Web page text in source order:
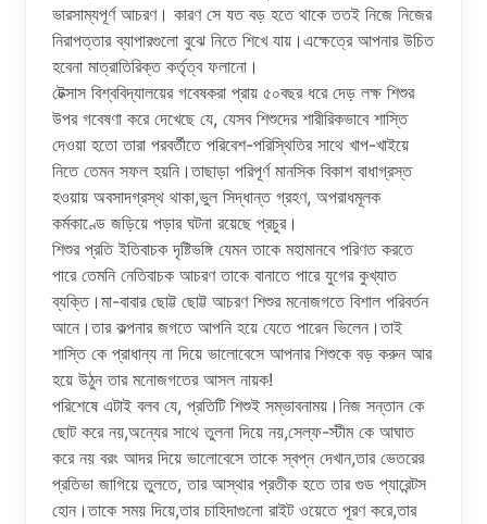
ভারসাম্যপূর্ণ আচরণ। কারণ সে যত বড় হতে থাকে ততই নিজে নিজের
নিরাপত্তার ব্যাপারগুলো বুঝে নিতে শিখে যায়।এক্ষেত্রে আপনার উচিত
হবেনা মাত্রাতিরিক্ত কর্তৃত্ব ফলানো।
টেক্সাস বিশ্ববিদ্যালয়ের গবেষকরা প্রায় ৫০বছর ধরে দেড় লক্ষ শিশুর
উপর গবেষণা করে দেখেছে যে, যেসব শিশুদের শারীরিকভাবে শাস্তি
দেওয়া হতো তারা পরবর্তীতে পরিবেশ-পরিস্থিতির সাথে খাপ-খাইয়ে
নিতে তেমন সফল হয়নি।তাছাড়া পরিপূর্ণ মানসিক বিকাশ বাধাগ্রস্ত
হওয়ায় অবসাদগ্রস্থ থাকা,ভুল সিদ্ধান্ত গ্রহণ, অপরাধমূলক
কর্মকাণ্ডে জড়িয়ে পড়ার ঘটনা রয়েছে প্রচুর।
শিশুর প্রতি ইতিবাচক দৃষ্টিভঙ্গি যেমন তাকে মহামানবে পরিণত করতে
পারে তেমনি নেতিবাচক আচরণ তাকে বানাতে পারে যুগের কুখ্যাত
ব্যক্তি।মা-বাবার ছোট্ট ছোট্ট আচরণ শিশুর মনোজগতে বিশাল পরিবর্তন
আনে।তার কল্পনার জগতে আপনি হয়ে যেতে পারেন ভিলেন।তাই
শাস্তি কে প্রাধান্য না দিয়ে ভালোবেসে আপনার শিশুকে বড় করুন আর
হয়ে উঠুন তার মনোজগতের আসল নায়ক!
পরিশেষে এটাই বলব যে, প্রতিটি শিশুই সম্ভাবনাময়।নিজ সন্তান কে
ছোট করে নয়,অন্যের সাথে তুলনা দিয়ে নয়,সেল্ফ-স্টীম কে আঘাত
করে নয় বরং আদর দিয়ে ভালোবেসে তাকে স্বপ্ন দেখান,তার ভেতরের
প্রতিভা জাগিয়ে তুলতে, তার আস্থার প্রতীক হতে তার গুড প্যারেন্টস
হোন।তাকে সময় দিয়ে,তার চাহিদাগুলো রাইট ওয়েতে পূরণ করে,তার